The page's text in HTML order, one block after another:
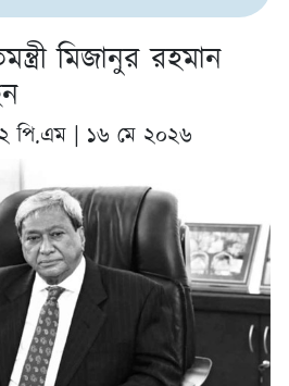
মিজানুর রহমান
পি.এম | ১৬ মে ২০২৬